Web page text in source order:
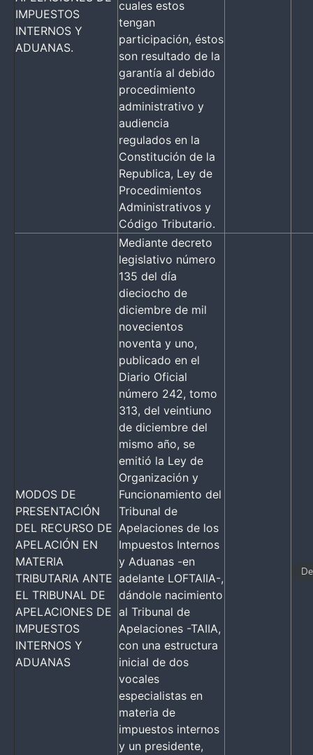
IMPUESTOS
INTERNOS Y
ADUANAS.
cuales estos
tengan
participación, éstos
son resultado de la
garantía al debido
procedimiento
administrativo y
audiencia
regulados en la
Constitución de la
Republica, Ley de
Procedimientos
Administrativos y
Código Tributario.
MODOS DE
PRESENTACIÓN
DEL RECURSO DE
APELACIÓN EN
MATERIA
TRIBUTARIA ANTE
EL TRIBUNAL DE
APELACIONES DE
IMPUESTOS
INTERNOS Y
ADUANAS
Mediante decreto
legislativo número
135 del día
dieciocho de
diciembre de mil
novecientos
noventa y uno,
publicado en el
Diario Oficial
número 242, tomo
313, del veintiuno
de diciembre del
mismo año, se
emitió la Ley de
Organización y
Funcionamiento del
Tribunal de
Apelaciones de los
Impuestos Internos
y Aduanas -en
adelante LOFTAIIA-,
dándole nacimiento
al Tribunal de
Apelaciones -TAIIA,
con una estructura
inicial de dos
vocales
especialistas en
materia de
impuestos internos
y un presidente,